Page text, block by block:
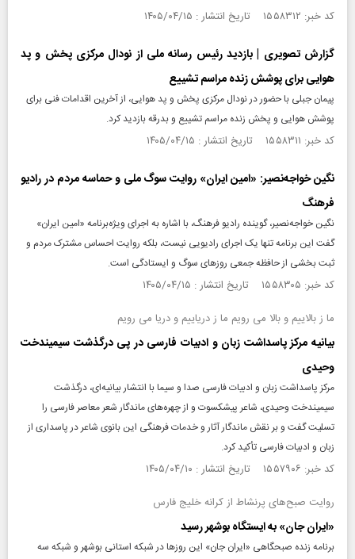
کد خبر: ۱۵۵۸۳۱۲ تاریخ انتشار : ۱۴۰۵/۰۴/۱۵
گزارش تصویری | بازدید رئیس رسانه ملی از نودال مرکزی پخش و پد
هوایی برای پوشش زنده مراسم تشییع
پیمان جبلی با حضور در نودال مرکزی پخش و پد هوایی، از آخرین اقدامات فنی برای
پوشش هوایی و پخش زنده مراسم تشییع و بدرقه بازدید کرد.
کد خبر: ۱۵۵۸۳۱۱ تاریخ انتشار : ۱۴۰۵/۰۴/۱۵
نگین خواجه‌نصیر: «امین ایران» روایت سوگ ملی و حماسه مردم در رادیو
فرهنگ
نگین خواجه‌نصیر، گوینده رادیو فرهنگ، با اشاره به اجرای ویژه‌برنامه «امین ایران»
گفت این برنامه تنها یک اجرای رادیویی نیست، بلکه روایت احساس مشترک مردم و
ثبت بخشی از حافظه جمعی روزهای سوگ و ایستادگی است.
کد خبر: ۱۵۵۸۳۰۵ تاریخ انتشار : ۱۴۰۵/۰۴/۱۵
ما ز بالاییم و بالا می رویم ما ز دریاییم و دریا می رویم
بیانیه مرکز پاسداشت زبان و ادبیات فارسی در پی درگذشت سیمیندخت
وحیدی
مرکز پاسداشت زبان و ادبیات فارسی صدا و سیما با انتشار بیانیه‌ای، درگذشت
سیمیندخت وحیدی، شاعر پیشکسوت و از چهره‌های ماندگار شعر معاصر فارسی را
تسلیت گفت و بر نقش ماندگار آثار و خدمات فرهنگی این بانوی شاعر در پاسداری از
زبان و ادبیات فارسی تأکید کرد.
کد خبر: ۱۵۵۷۹۰۶ تاریخ انتشار : ۱۴۰۵/۰۴/۱۰
روایت صبح‌های پرنشاط از کرانه خلیج فارس
«ایران جان» به ایستگاه بوشهر رسید
برنامه زنده صبحگاهی «ایران جان» این روزها در شبکه استانی بوشهر و شبکه سه